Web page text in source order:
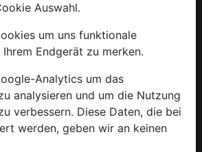
Anhalt
Sachsen-Anhalt
Auswahl.
um uns funktionale
Endgerät zu merken.
Analytics um das
analysieren und um die Nutzung
verbessern. Diese Daten, die bei
werden, geben wir an keinen